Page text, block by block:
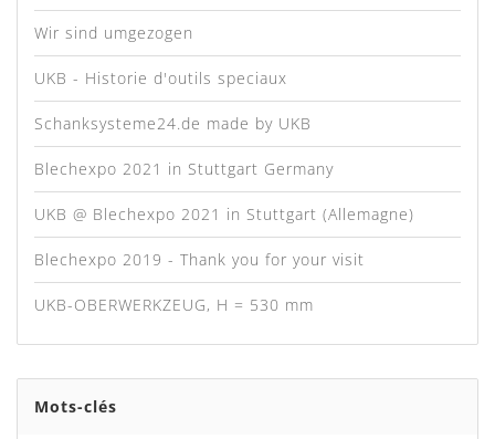
Wir sind umgezogen
UKB - Historie d'outils speciaux
Schanksysteme24.de made by UKB
Blechexpo 2021 in Stuttgart Germany
UKB @ Blechexpo 2021 in Stuttgart (Allemagne)
Blechexpo 2019 - Thank you for your visit
UKB-OBERWERKZEUG, H = 530 mm
Mots-clés